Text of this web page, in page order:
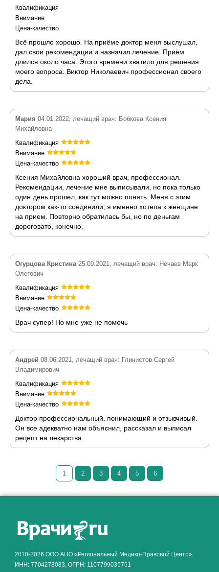
Квалификация
Внимание
Цена-качество
Всё прошло хорошо. На приёме доктор меня выслушал,
дал свои рекомендации и назначил лечение. Приём
длился около часа. Этого времени хватило для решения
моего вопроса. Виктор Николаевич профессионал своего
дела.
Мария 04.01.2022, лечащий врач: Бобкова Ксения
Михайловна
Квалификация
Внимание
Цена-качество
Ксения Михайловна хороший врач, профессионал.
Рекомендации, лечение мне выписывали, но пока только
один день прошел, как тут можно понять. Меня с этим
доктором как-то соединили, я именно хотела к женщине
на прием. Повторно обратилась бы, но по деньгам
дороговато, конечно.
Огурцова Кристина25.09.2021, лечащий врач: Нечаев Марк
Олегович
Квалификация
Внимание
Цена-качество
Врач супер! Но мне уже не помочь
Андрей 08.06.2021, лечащий врач: Глинистов Сергей
Владимирович
Квалификация
Внимание
Цена-качество
Доктор профессиональный, понимающий и отзывчивый.
Он все адекватно нам объяснил, рассказал и выписал
рецепт на лекарства.
1 2 3 4 5 6
2010-2026 ООО АНО «Региональный Медико-Правовой Центр»,
ИНН: 7704278083, ОГРН: 1107799035761